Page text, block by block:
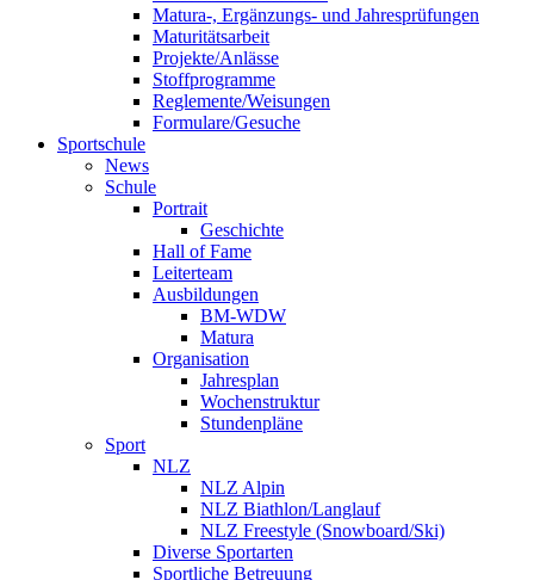
Matura-, Ergänzungs- und Jahresprüfungen
Maturitätsarbeit
Projekte/Anlässe
Stoffprogramme
Reglemente/Weisungen
Formulare/Gesuche
Sportschule
News
Schule
Portrait
Geschichte
Hall of Fame
Leiterteam
Ausbildungen
BM-WDW
Matura
Organisation
Jahresplan
Wochenstruktur
Stundenpläne
Sport
NLZ
NLZ Alpin
NLZ Biathlon/Langlauf
NLZ Freestyle (Snowboard/Ski)
Diverse Sportarten
Sportliche Betreuung